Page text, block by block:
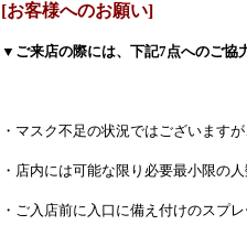
[お客様へのお願い]
▼ご来店の際には、下記7点へのご協
・マスク不足の状況ではございます
・店内には可能な限り必要最小限の
・ご入店前に入口に備え付けのスプ